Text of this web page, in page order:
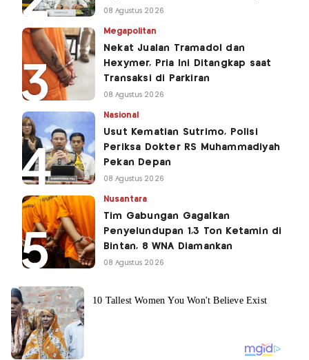
08 Agustus 2026
Megapolitan
Nekat Jualan Tramadol dan
Hexymer, Pria Ini Ditangkap saat
Transaksi di Parkiran
08 Agustus 2026
Nasional
Usut Kematian Sutrimo, Polisi
Periksa Dokter RS Muhammadiyah
Pekan Depan
08 Agustus 2026
Nusantara
Tim Gabungan Gagalkan
Penyelundupan 1,3 Ton Ketamin di
Bintan, 8 WNA Diamankan
08 Agustus 2026